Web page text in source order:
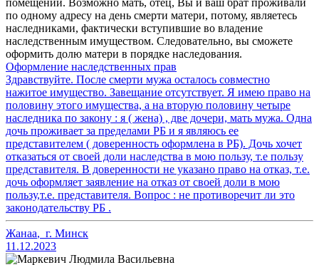
помещении. Возможно мать, отец, Вы и ваш брат проживали
по одному адресу на день смерти матери, потому, являетесь
наследниками, фактически вступившие во владение
наследственным имуществом. Следовательно, вы сможете
оформить долю матери в порядке наследования.
Оформление наследственных прав
Здравствуйте. После смерти мужа осталось совместно
нажитое имущество. Завещание отсутствует. Я имею право на
половину этого имущества, а на вторую половину четыре
наследника по закону : я ( жена) , две дочери, мать мужа. Одна
дочь проживает за пределами РБ и я являюсь ее
представителем ( доверенность оформлена в РБ). Дочь хочет
отказаться от своей доли наследства в мою пользу, т.е пользу
представителя. В доверенности не указано право на отказ, т.е.
дочь оформляет заявление на отказ от своей доли в мою
пользу,т.е. представителя. Вопрос : не противоречит ли это
законодательству РБ .
Жанаа, г. Минск
11.12.2023